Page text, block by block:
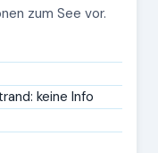
zum See vor.
keine Info